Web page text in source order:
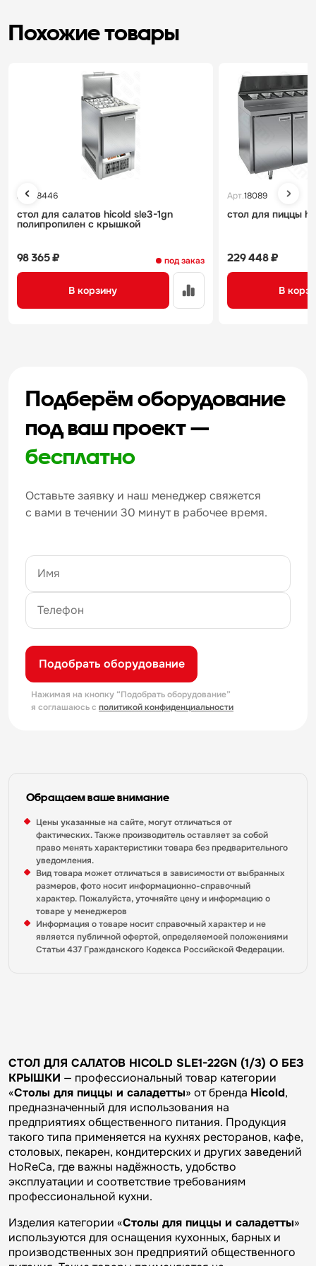
Похожие товары
Арт. 18446
стол для салатов hicold sle3-1gn
полипропилен с крышкой
под заказ
98 365 ₽
В корзину
Арт.18089
стол для пиццы
229 448 ₽
В
Подберём оборудование
под ваш проект —
бесплатно
Оставьте заявку и наш менеджер свяжется
с вами в течении 30 минут в рабочее время.
Подобрать оборудование
Нажимая на кнопку “Подобрать оборудование”
я соглашаюсь с политикой конфиденциальности
Обращаем ваше внимание
Цены указанные на сайте, могут отличаться от
фактических. Также производитель оставляет за собой
право менять характеристики товара без предварительного
уведомления.
Вид товара может отличаться в зависимости от выбранных
размеров, фото носит информационно-справочный
характер. Пожалуйста, уточняйте цену и информацию о
товаре у менеджеров
Информация о товаре носит справочный характер и не
является публичной офертой, определяемоей положениями
Статьи 437 Гражданского Кодекса Российской Федерации.
СТОЛ ДЛЯ САЛАТОВ HICOLD SLE1-22GN (1/3) О БЕЗ
КРЫШКИ — профессиональный товар категории
«Столы для пиццы и саладетты» от бренда Hicold,
предназначенный для использования на
предприятиях общественного питания. Продукция
такого типа применяется на кухнях ресторанов, кафе,
столовых, пекарен, кондитерских и других заведений
HoReCa, где важны надёжность, удобство
эксплуатации и соответствие требованиям
профессиональной кухни.
Изделия категории «Столы для пиццы и саладетты»
используются для оснащения кухонных, барных и
производственных зон предприятий общественного